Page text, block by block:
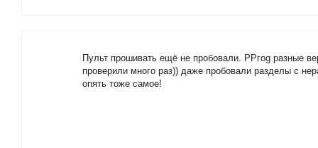
Пульт прошивать ещё не пробовали. РРгоg разные
проверили много раз)) даже пробовали разделы с
опять тоже самое!